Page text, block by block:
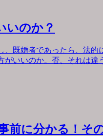
いのか？
既婚者であったら、法的
いいのか。否、それは違
前に分かる！そ